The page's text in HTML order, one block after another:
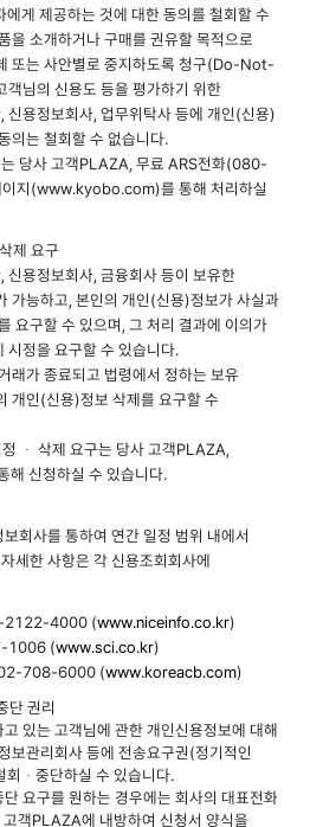
게 제공하는 것에 대한 동의를 철회할 수
을 소개하거나 구매를 권유할 목적으로
또는 사안별로 중지하도록 청구(Do-Not-
객님의 신용도 등을 평가하기 위한
신용정보회사, 업무위탁사 등에 개인(신용)
의는 철회할 수 없습니다.
당사 고객PLAZA, 무료 ARS전화(080-
지(www.kyobo.com)를 통해 처리하실
제 요구
신용정보회사, 금융회사 등이 보유한
가능하고, 본인의 개인(신용)정보가 사실과
요구할 수 있으며, 그 처리 결과에 이의가
시정을 요구할 수 있습니다.
래가 종료되고 법령에서 정하는 보유
개인(신용)정보 삭제를 요구할 수
ㆍ 삭제 요구는 당사 고객PLAZA,
신청하실 수 있습니다.
회사를 통하여 연간 일정 범위 내에서
세한 사항은 각 신용조회회사에
2122-4000 (www.niceinfo.co.kr)
1006 (www.sci.co.kr)
708-6000 (www.koreacb.com)
단 권리
있는 고객님에 관한 개인신용정보에 대해
보관리회사 등에 전송요구권(정기적인
회ㆍ중단하실 수 있습니다.
단 요구를 원하는 경우에는 회사의 대표전화
객PLAZA에 내방하여 신청서 양식을